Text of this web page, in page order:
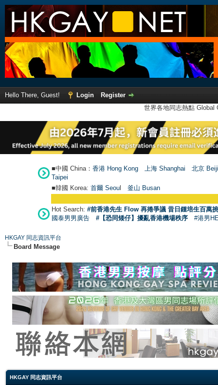
Hello There, Guest! Login
Register
世界各地同志熱點
■中國 China： 香港 Hong Kong 上海 Shanghai
北京
Taipei
■韓國 Korea: 首爾 Seoul 釜山 Busan
Hot Search: #前香港先生 Flow 再捲爭議 昔日鍾培生百萬
國泰男男廣告
#【恐同矮仔】擾亂香港機場秩序 #港男
HKGAY 同志資訊平台
Board Message
HKGAY 同志資訊平台